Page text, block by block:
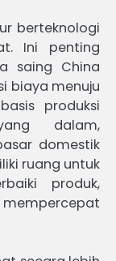
berteknologi
Ini penting
saing China
biaya menuju
produksi
dalam,
domestik
ruang untuk
produk,